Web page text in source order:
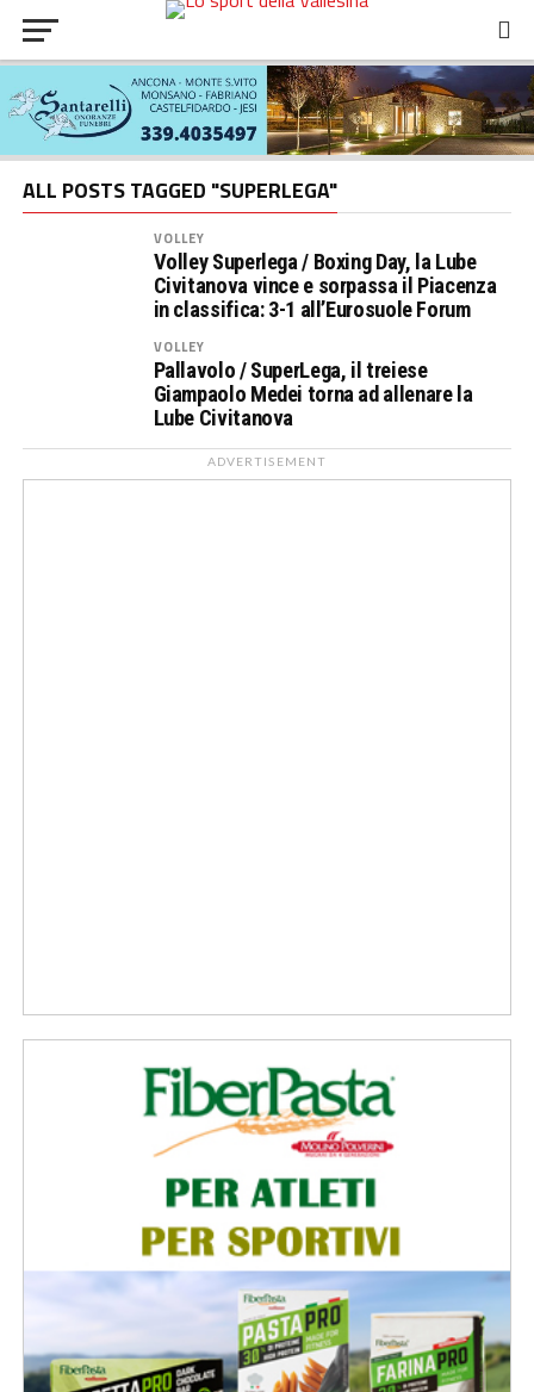
ALL POSTS TAGGED "SUPERLEGA"
VOLLEY
Volley Superlega / Boxing Day, la Lube
Civitanova vince e sorpassa il Piacenza
in classifica: 3-1 all’Eurosuole Forum
VOLLEY
Pallavolo / SuperLega, il treiese
Giampaolo Medei torna ad allenare la
Lube Civitanova
ADVERTISEMENT